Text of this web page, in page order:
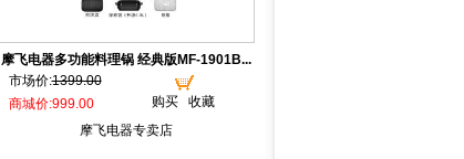
摩飞电器多功能料理锅 经典版MF-1901B...
市场价:1399.00
购买
收藏
商城价:999.00
摩飞电器专卖店